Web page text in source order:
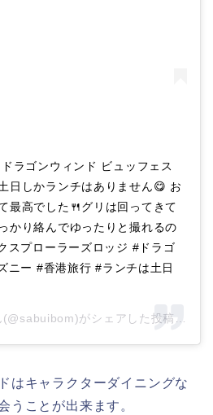
ラゴンウィンド ビュッフェス
日しかランチはありません😋 お
最高でした🍴グリは回ってきて
かり絡んでゆったりと撮れるの
スプローラーズロッジ #ドラゴ
ニー #香港旅行 #ランチは土日
(@sabuibom)がシェアした投稿 –
はキャラクターダイニングな
うことが出来ます。